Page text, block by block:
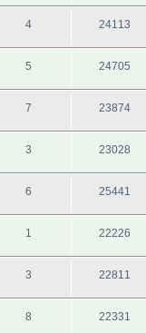
4 24113
5 24705
7 23874
3 23028
6 25441
1 22226
3 22811
8 22331